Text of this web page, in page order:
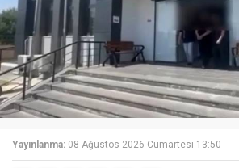
Yayınlanma: 08 Ağustos 2026 Cumartesi 13:50